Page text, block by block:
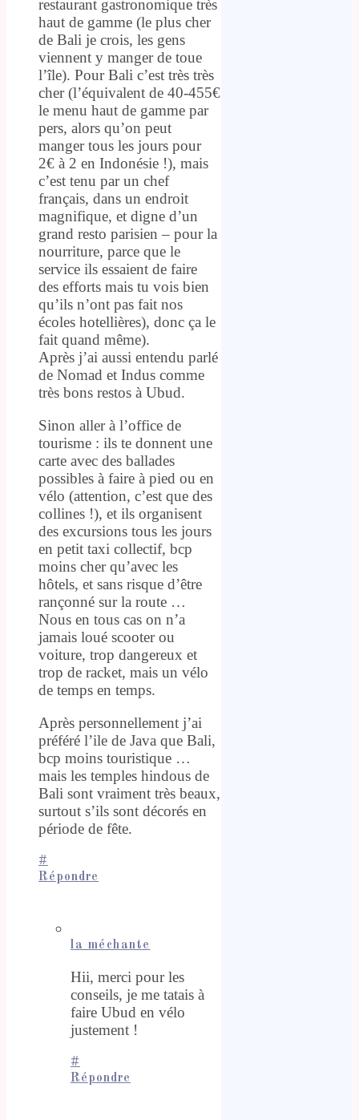
restaurant gastronomique très
haut de gamme (le plus cher
de Bali je crois, les gens
viennent y manger de toue
l’île). Pour Bali c’est très très
cher (l’équivalent de 40-455€
le menu haut de gamme par
pers, alors qu’on peut
manger tous les jours pour
2€ à 2 en Indonésie !), mais
c’est tenu par un chef
français, dans un endroit
magnifique, et digne d’un
grand resto parisien – pour la
nourriture, parce que le
service ils essaient de faire
des efforts mais tu vois bien
qu’ils n’ont pas fait nos
écoles hotellières), donc ça le
fait quand même).
Après j’ai aussi entendu parlé
de Nomad et Indus comme
très bons restos à Ubud.
Sinon aller à l’office de
tourisme : ils te donnent une
carte avec des ballades
possibles à faire à pied ou en
vélo (attention, c’est que des
collines !), et ils organisent
des excursions tous les jours
en petit taxi collectif, bcp
moins cher qu’avec les
hôtels, et sans risque d’être
rançonné sur la route …
Nous en tous cas on n’a
jamais loué scooter ou
voiture, trop dangereux et
trop de racket, mais un vélo
de temps en temps.
Après personnellement j’ai
préféré l’ile de Java que Bali,
bcp moins touristique …
mais les temples hindous de
Bali sont vraiment très beaux,
surtout s’ils sont décorés en
période de fête.
#
Répondre
la méchante
Hii, merci pour les
conseils, je me tatais à
faire Ubud en vélo
justement !
#
Répondre